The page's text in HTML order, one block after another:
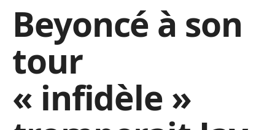
Beyoncé à son
tour
« infidèle »